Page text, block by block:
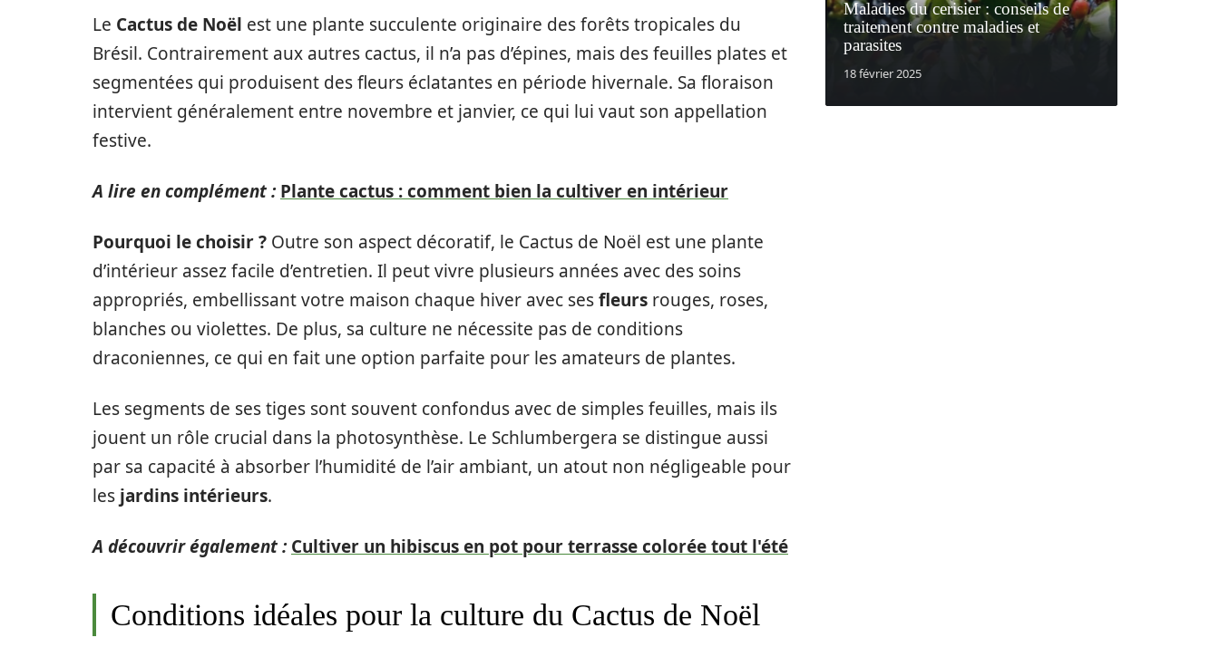
Le Cactus de Noël est une plante succulente originaire des forêts tropicales du
Brésil. Contrairement aux autres cactus, il n’a pas d’épines, mais des feuilles plates et
segmentées qui produisent des fleurs éclatantes en période hivernale. Sa floraison
intervient généralement entre novembre et janvier, ce qui lui vaut son appellation
festive.
A lire en complément : Plante cactus : comment bien la cultiver en intérieur
Pourquoi le choisir ? Outre son aspect décoratif, le Cactus de Noël est une plante
d’intérieur assez facile d’entretien. Il peut vivre plusieurs années avec des soins
appropriés, embellissant votre maison chaque hiver avec sesfleurs rouges, roses,
blanches ou violettes. De plus, sa culture ne nécessite pas de conditions
draconiennes, ce qui en fait une option parfaite pour les amateurs de plantes.
Les segments de ses tiges sont souvent confondus avec de simples feuilles, mais ils
jouent un rôle crucial dans la photosynthèse. Le Schlumbergera se distingue aussi
par sa capacité à absorber l’humidité de l’air ambiant, un atout non négligeable pour
les jardins intérieurs.
A découvrir également : Cultiver un hibiscus en pot pour terrasse colorée tout l'été
Conditions idéales pour la culture du Cactus de Noël
Maladies du cerisier : conseils de
traitement contre maladies et
parasites
18 février 2025